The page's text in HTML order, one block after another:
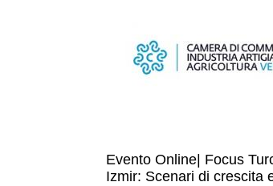
Evento Online| Focus
Izmir: Scenari di crescita